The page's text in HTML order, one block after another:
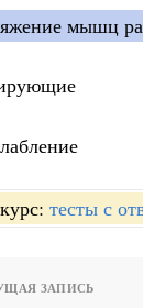
мышц
тесты с
ЗАПИСЬ